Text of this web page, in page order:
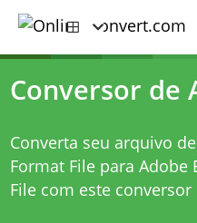
Conversor de
Converta seu arquivo
Format File para Adobe
File com este conversor